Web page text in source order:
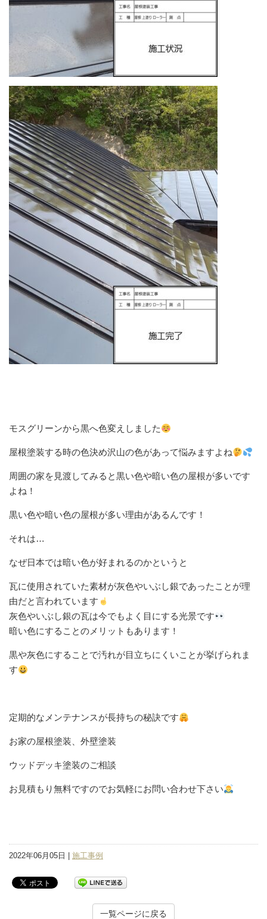
モスグリーンから黒へ色変えしました
屋根塗装する時の色決め沢山の色があって悩みますよね
周囲の家を見渡してみると黒い色や暗い色の屋根が多いです
よね！
黒い色や暗い色の屋根が多い理由があるんです！
それは…
なぜ日本では暗い色が好まれるのかというと
瓦に使用されていた素材が灰色やいぶし銀であったことが理
由だと言われています
灰色やいぶし銀の瓦は今でもよく目にする光景です
暗い色にすることのメリットもあります！
黒や灰色にすることで汚れが目立ちにくいことが挙げられま
す
定期的なメンテナンスが長持ちの秘訣です
お家の屋根塗装、外壁塗装
ウッドデッキ塗装のご相談
お見積もり無料ですのでお気軽にお問い合わせ下さい
2022年06月05日 | 施工事例
一覧ページに戻る